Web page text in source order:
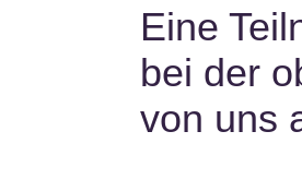
Eine
bei der
von uns